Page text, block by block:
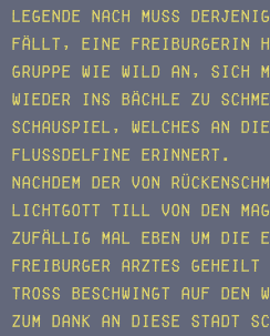
Legende nach muss
fällt, eine Freiburgerin
Gruppe wie wild an, sich
wieder ins Bächle zu
Schauspiel, welches an
Flussdelfine erinnert.
Nachdem der von
Lichtgott Till von den
zufällig mal eben um die
Freiburger Arztes geheilt
Tross beschwingt auf den
zum Dank an diese Stadt